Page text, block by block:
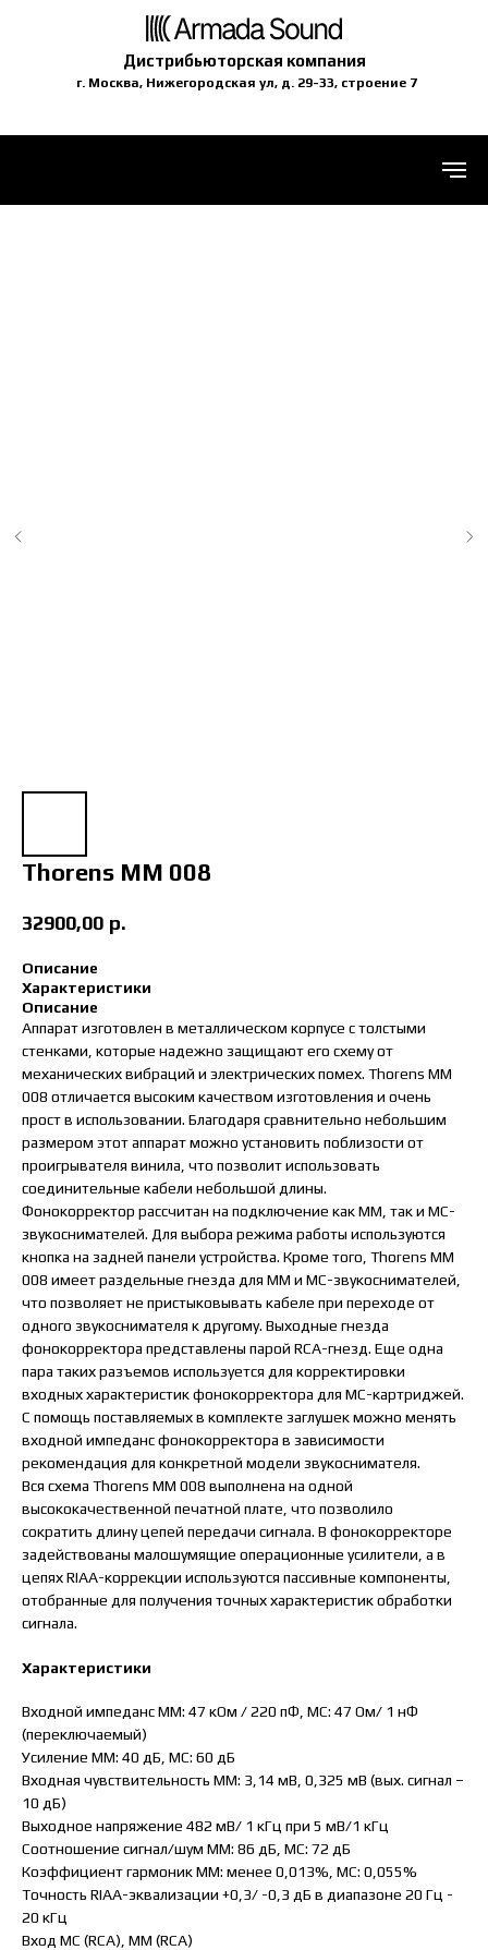
Дистрибьюторская компания
г. Москва, Нижегородская ул, д. 29-33, строение 7
Thorens MM 008
32900,00 р.
Описание
Характеристики
Описание
Аппарат изготовлен в металлическом корпусе с толстыми
стенками, которые надежно защищают его схему от
механических вибраций и электрических помех. Thorens MM
008 отличается высоким качеством изготовления и очень
прост в использовании. Благодаря сравнительно небольшим
размером этот аппарат можно установить поблизости от
проигрывателя винила, что позволит использовать
соединительные кабели небольшой длины.
Фонокорректор рассчитан на подключение как MM, так и MC-
звукоснимателей. Для выбора режима работы используются
кнопка на задней панели устройства. Кроме того, Thorens MM
008 имеет раздельные гнезда для MM и MC-звукоснимателей,
что позволяет не пристыковывать кабеле при переходе от
одного звукоснимателя к другому. Выходные гнезда
фонокорректора представлены парой RCA-гнезд. Еще одна
пара таких разъемов используется для корректировки
входных характеристик фонокорректора для MC-картриджей.
С помощь поставляемых в комплекте заглушек можно менять
входной импеданс фонокорректора в зависимости
рекомендация для конкретной модели звукоснимателя.
Вся схема Thorens MM 008 выполнена на одной
высококачественной печатной плате, что позволило
сократить длину цепей передачи сигнала. В фонокорректоре
задействованы малошумящие операционные усилители, а в
цепях RIAA-коррекции используются пассивные компоненты,
отобранные для получения точных характеристик обработки
сигнала.
Характеристики
Входной импеданс MM: 47 кОм / 220 пФ, MC: 47 Ом/ 1 нФ
(переключаемый)
Усиление ММ: 40 дБ, MC: 60 дБ
Входная чувствительность MM: 3,14 мВ, 0,325 мВ (вых. сигнал –
10 дБ)
Выходное напряжение 482 мВ/ 1 кГц при 5 мВ/1 кГц
Соотношение сигнал/шум ММ: 86 дБ, МС: 72 дБ
Коэффициент гармоник ММ: менее 0,013%, МС: 0,055%
Точность RIAA-эквализации +0,3/ -0,3 дБ в диапазоне 20 Гц -
20 кГц
Вход MC (RCA), MM (RCA)